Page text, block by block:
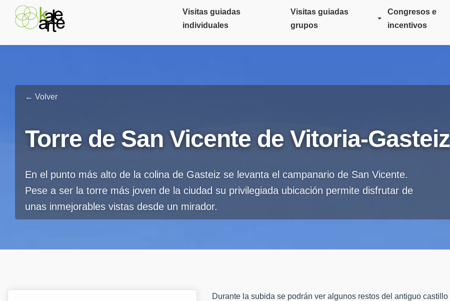
Visitas guiadas
individuales
Visitas guiadas
grupos
Congresos e
incentivos
← Volver
Torre de San Vicente de Vitoria-Gasteiz
En el punto más alto de la colina de Gasteiz se levanta el campanario de San Vicente.
Pese a ser la torre más joven de la ciudad su privilegiada ubicación permite disfrutar de
unas inmejorables vistas desde un mirador.
Durante la subida se podrán ver algunos restos del antiguo